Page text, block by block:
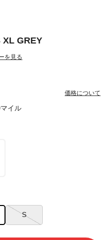
イル
XL GREY
を見る
価格について
S